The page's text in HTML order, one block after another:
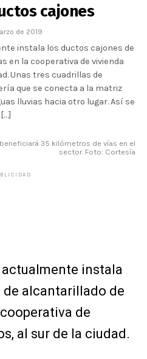
cajones
de 2019
instala los ductos cajones de
en la cooperativa de vivienda
Unas tres cuadrillas de
que se conecta a la matriz
lluvias hacia otro lugar. Así se
35 kilómetros de vías en el
sector. Foto: Cortesía
instala
alcantarillado de
de
al sur de la ciudad.